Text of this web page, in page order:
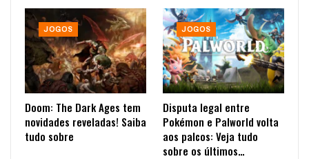
JOGOS
Doom: The Dark Ages tem
novidades reveladas! Saiba
tudo sobre
JOGOS
Disputa legal entre
Pokémon e Palworld volta
aos palcos: Veja tudo
sobre os últimos…